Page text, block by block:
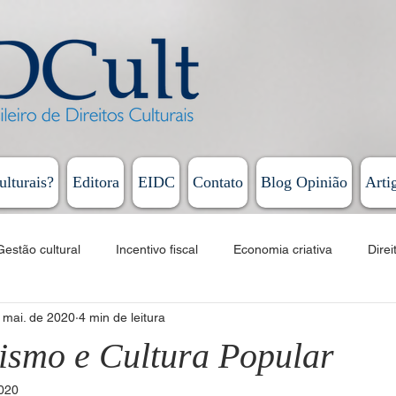
Editora EIDC Contato Blog Opinião
cultural Incentivo fiscal Economia criativa
Cursos EAD
e Cultura Popular
de 2020 4 min de leitura